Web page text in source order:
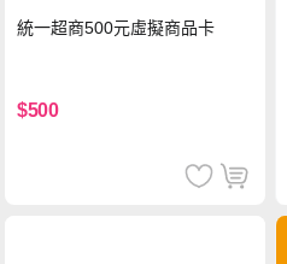
統一超商500元虛擬商品卡
$500